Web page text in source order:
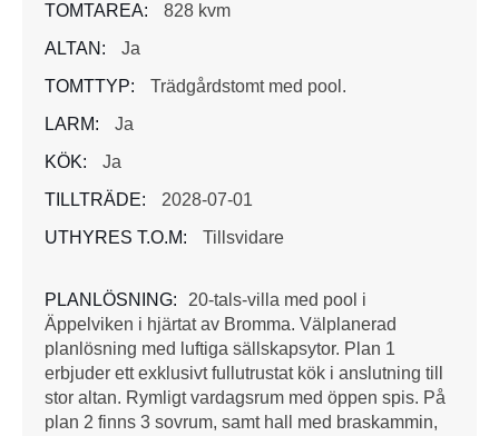
TOMTAREA:
828 kvm
ALTAN:
Ja
TOMTTYP:
Trädgårdstomt med pool.
LARM:
Ja
KÖK:
Ja
TILLTRÄDE:
2028-07-01
UTHYRES T.O.M:
Tillsvidare
PLANLÖSNING:
20-tals-villa med pool i
Äppelviken i hjärtat av Bromma. Välplanerad
planlösning med luftiga sällskapsytor. Plan 1
erbjuder ett exklusivt fullutrustat kök i anslutning till
stor altan. Rymligt vardagsrum med öppen spis. På
plan 2 finns 3 sovrum, samt hall med braskammin,